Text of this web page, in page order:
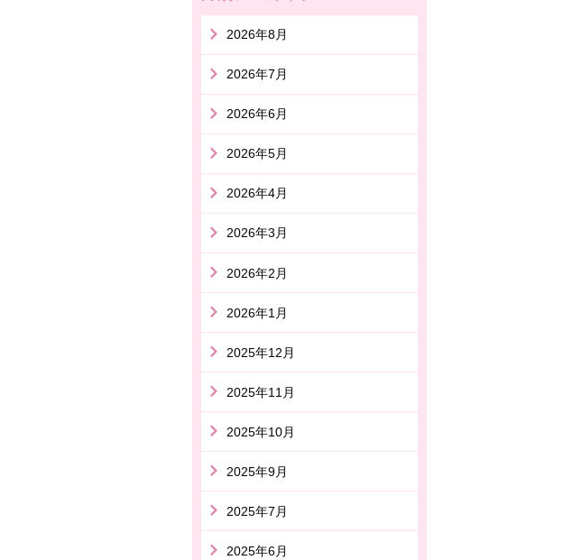
2026年8月
2026年7月
2026年6月
2026年5月
2026年4月
2026年3月
2026年2月
2026年1月
2025年12月
2025年11月
2025年10月
2025年9月
2025年7月
2025年6月